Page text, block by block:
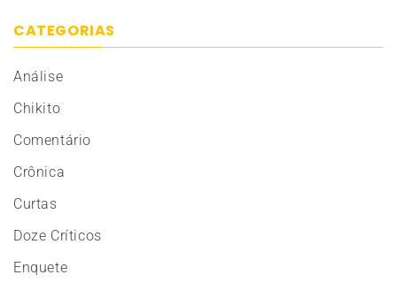
CATEGORIAS
Análise
Chikito
Comentário
Crônica
Curtas
Doze Críticos
Enquete